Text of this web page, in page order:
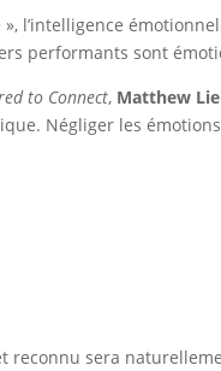
l’intelligence
performants sont
to Connect, Matthew
Négliger les
sera